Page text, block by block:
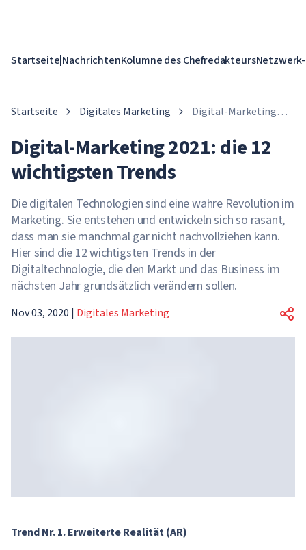
Startseite|NachrichtenKolumne des Chefredakteurs
Startseite Digitales Marketing
Digital-Marketing
wichtigsten Trends
Digital-Marketing 2021: die 12
wichtigsten Trends
Die digitalen Technologien sind eine wahre Revolution im
Marketing. Sie entstehen und entwickeln sich so rasant,
dass man sie manchmal gar nicht nachvollziehen kann.
Hier sind die 12 wichtigsten Trends in der
Digitaltechnologie, die den Markt und das Business im
nächsten Jahr grundsätzlich verändern sollen.
Nov 03, 2020 | Digitales Marketing
Trend Nr. 1. Erweiterte Realität (AR)